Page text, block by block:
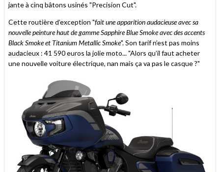
jante à cinq bâtons usinés "Precision Cut".
Cette routière d’exception "fait une apparition audacieuse avec sa
nouvelle peinture haut de gamme Sapphire Blue Smoke avec des accents
Black Smoke et Titanium Metallic Smoke". Son tarif n’est pas moins
audacieux : 41 590 euros la jolie moto... "Alors qu’il faut acheter
une nouvelle voiture électrique, nan mais ça va pas le casque ?"